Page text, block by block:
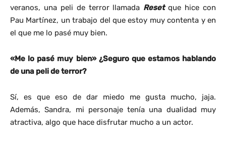
veranos, una peli de terror llamada Reset que hice con
Pau Martínez, un trabajo del que estoy muy contenta y en
el que me lo pasé muy bien.
«Me lo pasé muy bien» ¿Seguro que estamos hablando
de una peli de terror?
Sí, es que eso de dar miedo me gusta mucho, jaja.
Además, Sandra, mi personaje tenía una dualidad muy
atractiva, algo que hace disfrutar mucho a un actor.